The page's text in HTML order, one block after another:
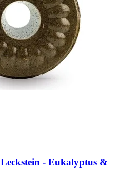
Leckstein -​ Eukalyptus &